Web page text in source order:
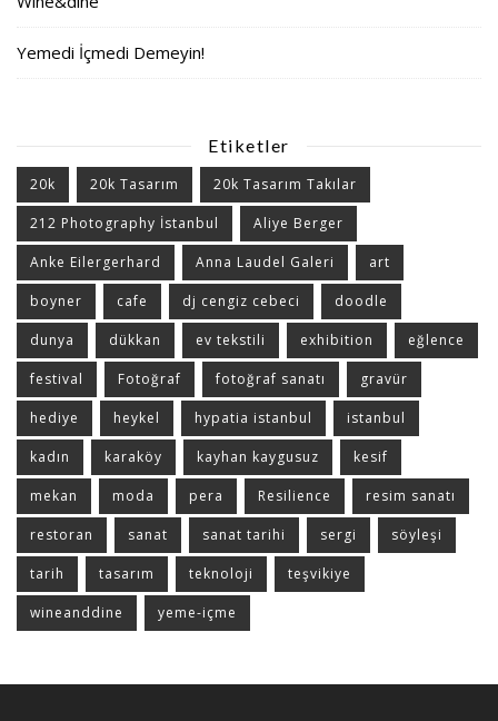
Yemedi İçmedi Demeyin!
Etiketler
20k 20k Tasarım 20k Tasarım Takılar
212 Photography İstanbul Aliye Berger
Anke Eilergerhard Anna Laudel Galeri art
boyner cafe dj cengiz cebeci doodle
dunya dükkan ev tekstili exhibition eğlence
festival Fotoğraf fotoğraf sanatı gravür
hediye heykel hypatia istanbul istanbul
kadın karaköy kayhan kaygusuz kesif
mekan moda pera Resilience resim sanatı
restoran sanat sanat tarihi sergi söyleşi
tarih tasarım teknoloji teşvikiye
wineanddine yeme-içme